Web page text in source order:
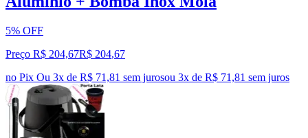
5% OFF
Preço R$ 204,67R$ 204,67
no Pix Ou 3x de R$ 71,81 sem jurosou 3x de R$ 71,81 sem juros